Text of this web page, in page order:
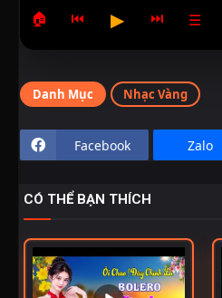
🏠 ⏮ ▶ ⏭ ☰
Danh Mục Nhạc Vàng
Facebook Zalo
CÓ THỂ BẠN THÍCH